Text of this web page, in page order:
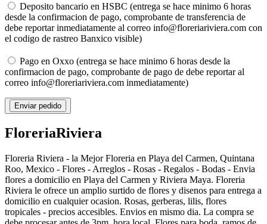
Deposito bancario en HSBC (entrega se hace minimo 6 horas
desde la confirmacion de pago, comprobante de transferencia de
debe reportar inmediatamente al correo info@floreriariviera.com con
el codigo de rastreo Banxico visible)
Pago en Oxxo (entrega se hace minimo 6 horas desde la
confirmacion de pago, comprobante de pago de debe reportar al
correo info@floreriariviera.com inmediatamente)
FloreriaRiviera
Floreria Riviera - la Mejor Floreria en Playa del Carmen, Quintana
Roo, Mexico - Flores - Arreglos - Rosas - Regalos - Bodas - Envia
flores a domicilio en Playa del Carmen y Riviera Maya. Floreria
Riviera le ofrece un amplio surtido de flores y disenos para entrega a
domicilio en cualquier ocasion. Rosas, gerberas, lilis, flores
tropicales - precios accesibles. Envios en mismo dia. La compra se